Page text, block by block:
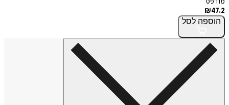
₪47.2
הוספה לסל